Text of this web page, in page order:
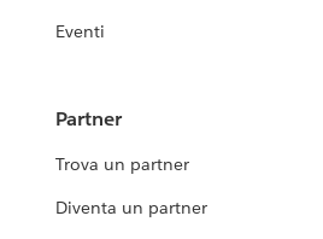
Eventi
Partner
Trova un partner
Diventa un partner